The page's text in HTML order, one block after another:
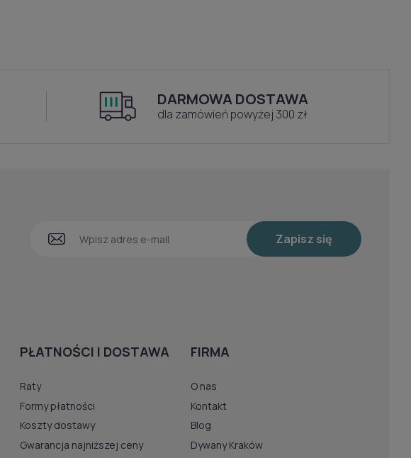
DARMOWA DOSTAWA
dla zamówień powyżej 300 zł
Zapisz się
PŁATNOŚCI I DOSTAWA
Raty
Formy płatności
Koszty dostawy
Gwarancja najniższej ceny
FIRMA
O nas
Kontakt
Blog
Dywany Kraków